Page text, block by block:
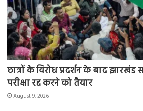
छात्रों के विरोध प्रदर्शन के बाद
परीक्षा रद्द करने को तैयार
August 9, 2026